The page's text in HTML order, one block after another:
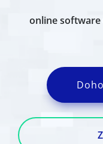
online